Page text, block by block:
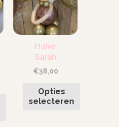
Halve
Sarah
€38,00
Opties
selecteren